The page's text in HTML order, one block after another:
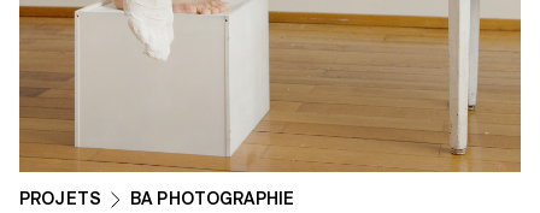
PROJETS BA PHOTOGRAPHIE